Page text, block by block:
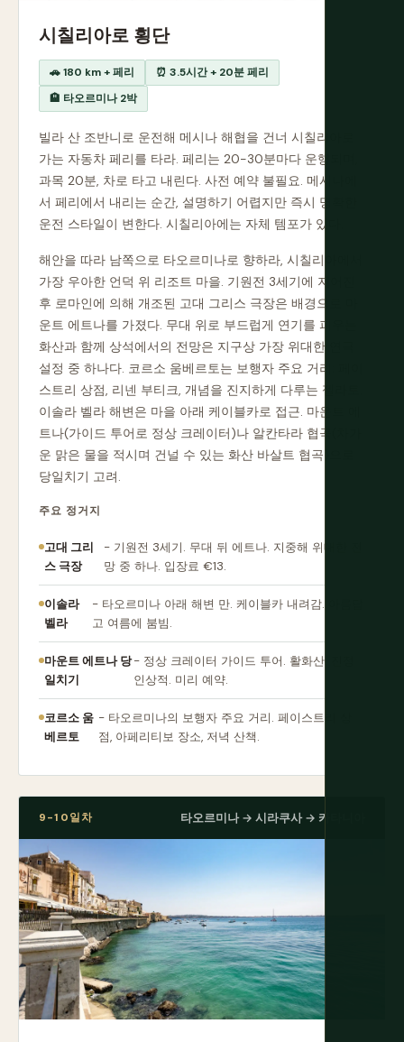
시칠리아로 횡단
🚗 180 km + 페리
⏰ 3.5시간 + 20분 페리
🏨 타오르미나 2박
빌라 산 조반니로 운전해 메시나 해협을 건너 시칠리아로
가는 자동차 페리를 타라. 페리는 20-30분마다 운행되며,
과목 20분, 차로 타고 내린다. 사전 예약 불필요. 메시나에
서 페리에서 내리는 순간, 설명하기 어렵지만 즉시 명확한
운전 스타일이 변한다. 시칠리아에는 자체 템포가 있다.
해안을 따라 남쪽으로 타오르미나로 향하라, 시칠리아에서
가장 우아한 언덕 위 리조트 마을. 기원전 3세기에 지어진
후 로마인에 의해 개조된 고대 그리스 극장은 배경으로 마
운트 에트나를 가졌다. 무대 위로 부드럽게 연기를 피우는
화산과 함께 상석에서의 전망은 지구상 가장 위대한 연극
설정 중 하나다. 코르소 움베르토는 보행자 주요 거리: 페이
스트리 상점, 리넨 부티크, 개념을 진지하게 다루는 젤라토.
이솔라 벨라 해변은 마을 아래 케이블카로 접근. 마운트 에
트나(가이드 투어로 정상 크레이터)나 알칸타라 협곡(차가
운 맑은 물을 적시며 건널 수 있는 화산 바살트 협곡)으로
당일치기 고려.
주요 정거지
고대 그리
스 극장
- 기원전 3세기. 무대 뒤 에트나. 지중해 위대한 전
망 중 하나. 입장료 €13.
이솔라
벨라
- 타오르미나 아래 해변 만. 케이블카 내려감. 아름답
고 여름에 붐빔.
마운트 에트나 당
일치기
- 정상 크레이터 가이드 투어. 활화산. 진정
인상적. 미리 예약.
코르소 움
베르토
- 타오르미나의 보행자 주요 거리. 페이스트리 상
점, 아페리티보 장소, 저녁 산책.
9-10일차 타오르미나 → 시라쿠사 → 카타니아